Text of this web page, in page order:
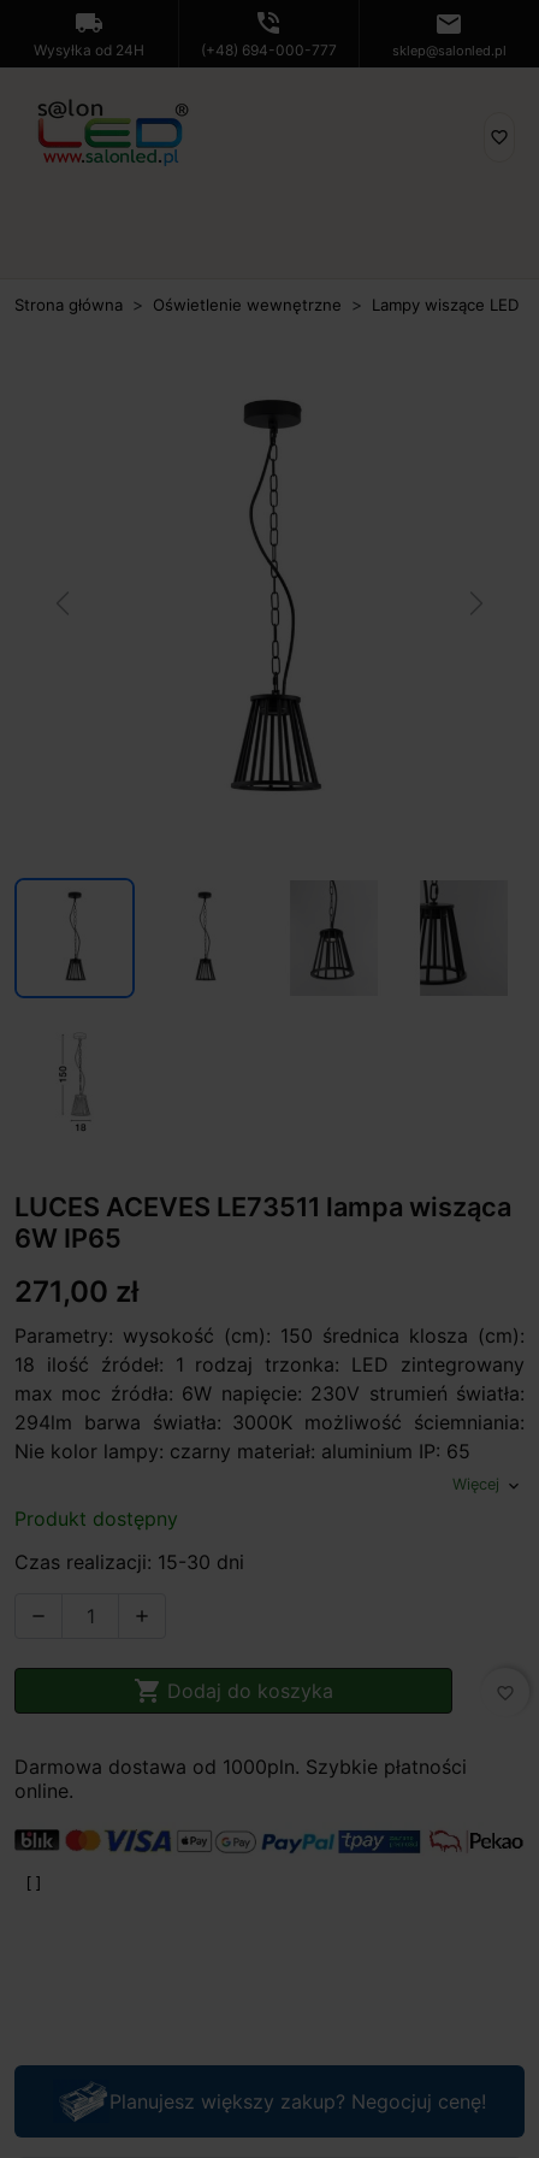
local_shipping
Wysyłka od 24H
phone_in_talk
(+48) 694-000-777
mail
sklep@salonled.pl
favorite_border
Strona główna Oświetlenie wewnętrzne Lampy wiszące LED
LUCES ACEVES LE73511 lampa wisząca
6W IP65
271,00 zł
Parametry: wysokość (cm): 150 średnica klosza (cm):
18 ilość źródeł: 1 rodzaj trzonka: LED zintegrowany
max moc źródła: 6W napięcie: 230V strumień światła:
294lm barwa światła: 3000K możliwość ściemniania:
Nie kolor lampy: czarny materiał: aluminium IP: 65
Więcej expand_more
Produkt dostępny
Czas realizacji: 15-30 dni
 
 Dodaj do koszyka favorite_border
Darmowa dostawa od 1000pln. Szybkie płatności
online.
Planujesz większy zakup? Negocjuj cenę!